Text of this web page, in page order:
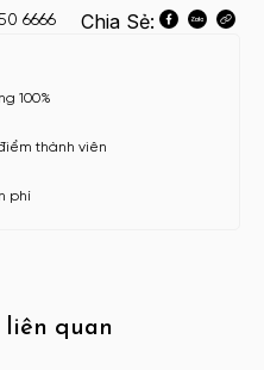
6666 Chia Sẻ:
100%
thành viên
phí
liên quan